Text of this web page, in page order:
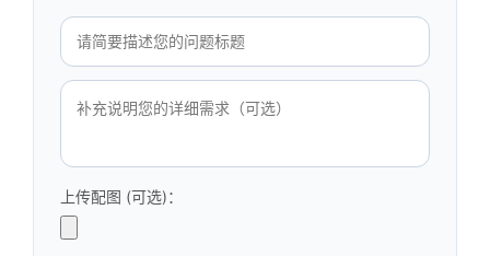
上传配图 (可选)：